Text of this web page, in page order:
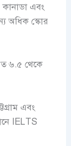
কানাডা এবং
অধিক স্কোর
৬.৫ থেকে
এবং
IELTS